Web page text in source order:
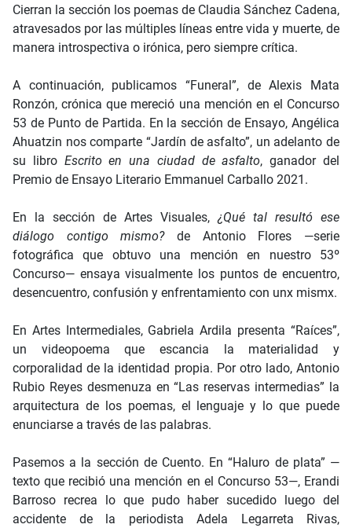
Cierran la sección los poemas de Claudia Sánchez Cadena,
atravesados por las múltiples líneas entre vida y muerte, de
manera introspectiva o irónica, pero siempre crítica.
A continuación, publicamos “Funeral”, de Alexis Mata
Ronzón, crónica que mereció una mención en el Concurso
53 de Punto de Partida. En la sección de Ensayo, Angélica
Ahuatzin nos comparte “Jardín de asfalto”, un adelanto de
su libro Escrito en una ciudad de asfalto, ganador del
Premio de Ensayo Literario Emmanuel Carballo 2021.
En la sección de Artes Visuales,¿Qué tal resultó ese
diálogo contigo mismo? de Antonio Flores —serie
fotográfica que obtuvo una mención en nuestro 53º
Concurso— ensaya visualmente los puntos de encuentro,
desencuentro, confusión y enfrentamiento con unx mismx.
En Artes Intermediales, Gabriela Ardila presenta “Raíces”,
un videopoema que escancia la materialidad y
corporalidad de la identidad propia. Por otro lado, Antonio
Rubio Reyes desmenuza en “Las reservas intermedias” la
arquitectura de los poemas, el lenguaje y lo que puede
enunciarse a través de las palabras.
Pasemos a la sección de Cuento. En “Haluro de plata” —
texto que recibió una mención en el Concurso 53—, Erandi
Barroso recrea lo que pudo haber sucedido luego del
accidente de la periodista Adela Legarreta Rivas,